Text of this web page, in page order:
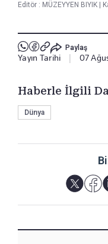
Editör : MÜZEYYEN BIYIK
Paylaş
Yayın Tarihi 07
Haberle İlgili
Dünya